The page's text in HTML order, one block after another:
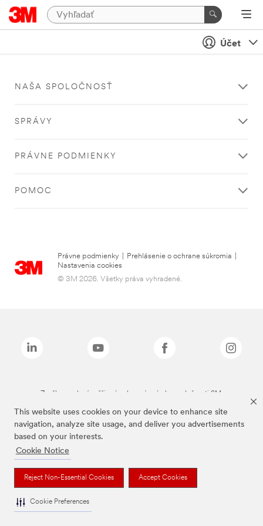
This website uses cookies on your device to enhance site
navigation, analyze site usage, and deliver you advertisements
based on your interests.
Cookie Notice
Reject Non-Essential Cookies Accept Cookies
Cookie Preferences
Účet
NAŠA SPOLOČNOSŤ
SPRÁVY
PRÁVNE PODMIENKY
POMOC
Právne podmienky Prehlásenie o ochrane súkromia
Nastavenia cookies
© 3M 2026. Všetky práva vyhradené.
Značky uvedené vyššie sú ochranné známky spoločnosti 3M.